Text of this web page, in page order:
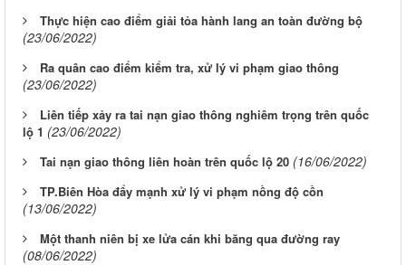
Thực hiện cao điểm giải tỏa hành lang an toàn đường bộ
(23/06/2022)
Ra quân cao điểm kiểm tra, xử lý vi phạm giao thông
(23/06/2022)
Liên tiếp xảy ra tai nạn giao thông nghiêm trọng trên quốc
lộ 1 (23/06/2022)
Tai nạn giao thông liên hoàn trên quốc lộ 20 (16/06/2022)
TP.Biên Hòa đẩy mạnh xử lý vi phạm nồng độ cồn
(13/06/2022)
Một thanh niên bị xe lửa cán khi băng qua đường ray
(08/06/2022)